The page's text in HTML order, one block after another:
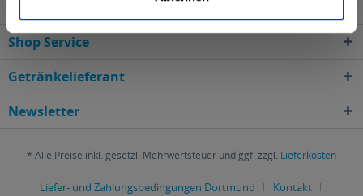
Shop Service
Getränkelieferant
Newsletter
* Alle Preise inkl. gesetzl. Mehrwertsteuer und ggf. zzgl. Lieferkosten
Liefer- und Zahlungsbedingungen Dortmund Kontakt